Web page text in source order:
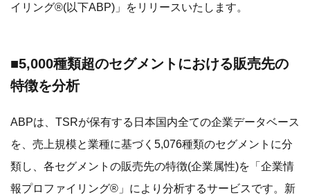
イリング®(以下ABP)」をリリースいたします。
■5,000種類超のセグメントにおける販売先の
特徴を分析
ABPは、TSRが保有する日本国内全ての企業データベース
を、売上規模と業種に基づく5,076種類のセグメントに分
類し、各セグメントの販売先の特徴(企業属性)を「企業情
報プロファイリング®」により分析するサービスです。新